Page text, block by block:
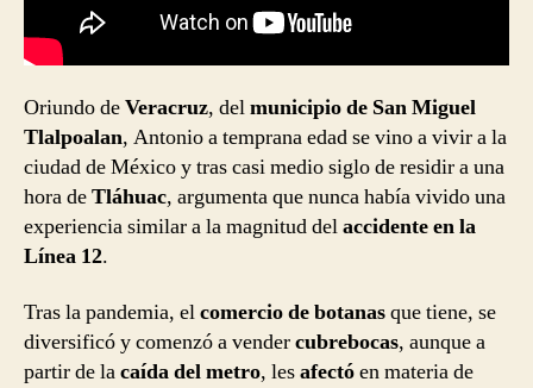
Oriundo deVeracruz, delmunicipio de San Miguel
Tlalpoalan, Antonio a temprana edad se vino a vivir a la
ciudad de México y tras casi medio siglo de residir a una
hora deTláhuac, argumenta que nunca había vivido una
experiencia similar a la magnitud delaccidente en la
Línea 12.
Tras la pandemia, elcomercio de botanasque tiene, se
diversificó y comenzó a vendercubrebocas, aunque a
partir de lacaída del metro, lesafectóen materia de